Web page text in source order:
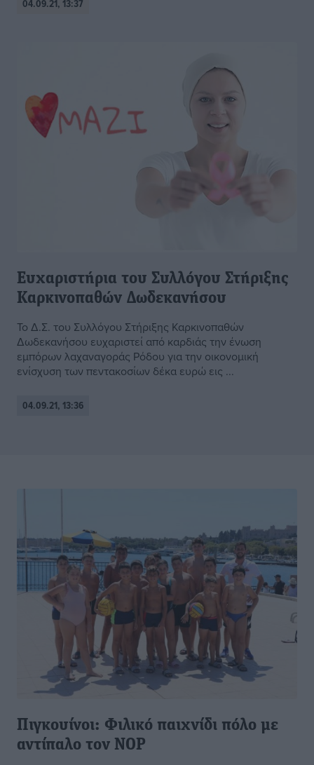
04.09.21, 13:37
Ευχαριστήρια του Συλλόγου Στήριξης
Καρκινοπαθών Δωδεκανήσου
Το Δ.Σ. του Συλλόγου Στήριξης Καρκινοπαθών
Δωδεκανήσου ευχαριστεί από καρδιάς την ένωση
εμπόρων λαχαναγοράς Ρόδου για την οικονομική
ενίσχυση των πεντακοσίων δέκα ευρώ εις ...
04.09.21, 13:36
Πιγκουίνοι: Φιλικό παιχνίδι πόλο με
αντίπαλο τον ΝΟΡ